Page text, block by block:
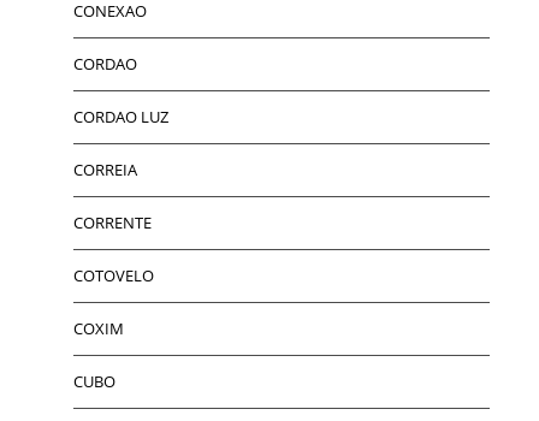
CONEXAO
CORDAO
CORDAO LUZ
CORREIA
CORRENTE
COTOVELO
COXIM
CUBO